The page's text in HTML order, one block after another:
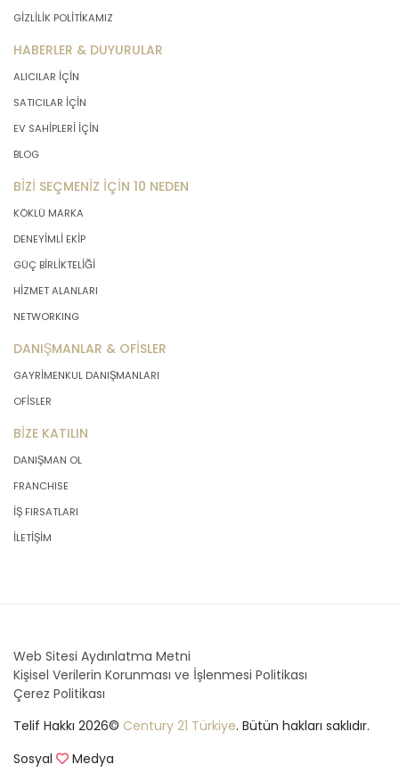
GİZLİLİK POLİTİKAMIZ
HABERLER & DUYURULAR
ALICILAR İÇİN
SATICILAR İÇİN
EV SAHİPLERİ İÇİN
BLOG
BİZİ SEÇMENİZ İÇİN 10 NEDEN
KÖKLÜ MARKA
DENEYİMLİ EKİP
GÜÇ BİRLİKTELİĞİ
HİZMET ALANLARI
NETWORKING
DANIŞMANLAR & OFİSLER
GAYRİMENKUL DANIŞMANLARI
OFİSLER
BİZE KATILIN
DANIŞMAN OL
FRANCHISE
İŞ FIRSATLARI
İLETİŞİM
Web Sitesi Aydınlatma Metni
Kişisel Verilerin Korunması ve İşlenmesi Politikası
Çerez Politikası
Telif Hakkı 2026© Century 21 Türkiye. Bütün hakları saklıdır.
Sosyal
Medya